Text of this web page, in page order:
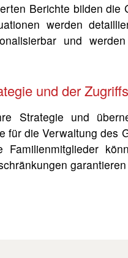
Berichte bilden
werden
und
und der
Strategie und
für die Verwaltung des
Familienmitglieder